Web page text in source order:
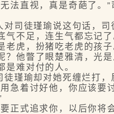
直视，真是奇葩了。”
司徒瑾瑜说这句话，司
不足，连生气都忘记了
虎，扮猪吃老虎的孩子
瞥了眼楚雅清，光是
难对付的人。
瑜却对她死缠烂打，
急着讨好他，你应该要
式追求你，以后你将